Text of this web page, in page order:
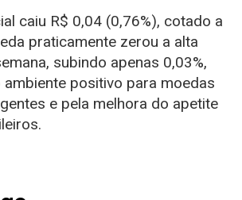
caiu R$ 0,04 (0,76%), cotado a
praticamente zerou a alta
subindo apenas 0,03%,
positivo para moedas
e pela melhora do apetite